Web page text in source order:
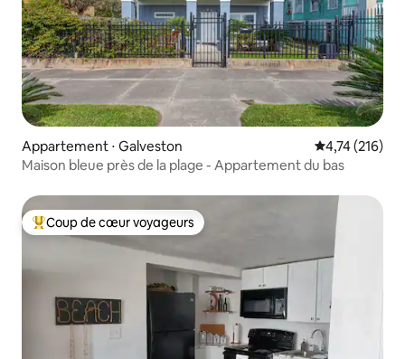
Appartement ⋅ Galveston Évaluation
4,74 (216)
Maison bleue près de la plage - Appartement du bas
Coups de cœur voyageurs les plus appréciés
Coup de cœur voyageurs